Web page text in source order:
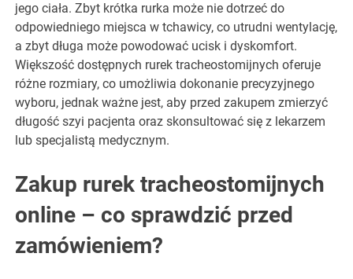
jego ciała. Zbyt krótka rurka może nie dotrzeć do
odpowiedniego miejsca w tchawicy, co utrudni wentylację,
a zbyt długa może powodować ucisk i dyskomfort.
Większość dostępnych rurek tracheostomijnych oferuje
różne rozmiary, co umożliwia dokonanie precyzyjnego
wyboru, jednak ważne jest, aby przed zakupem zmierzyć
długość szyi pacjenta oraz skonsultować się z lekarzem
lub specjalistą medycznym.
Zakup rurek tracheostomijnych
online – co sprawdzić przed
zamówieniem?